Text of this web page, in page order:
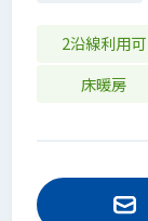
2沿線利用可
床暖房